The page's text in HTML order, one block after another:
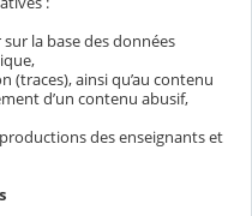
la base des données
(traces), ainsi qu’au contenu
d’un contenu abusif,
des enseignants et